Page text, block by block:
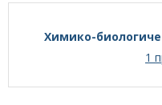
Химико-
1